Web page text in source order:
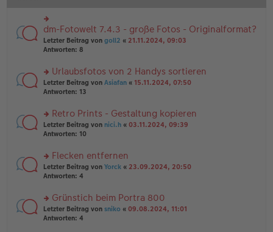
rs
te
r
g
el
es
n
er
B
ei
a
g
dm-Fotowelt 7.4.3 - große Fotos - Originalformat?
Letzter Beitrag von goll2 « 21.11.2024, 09:03
Antworten: 8
rs
te
n
g
el
e
n
er
tr
a
g
Urlaubsfotos von 2 Handys sortieren
Letzter Beitrag von Asiafan « 15.11.2024, 07:50
Antworten: 13
rs
te
n
g
el
e
n
er
Retro Prints - Gestaltung kopieren
Letzter Beitrag von nici.h « 03.11.2024, 09:39
Antworten: 10
rs
te
n
g
el
Flecken entfernen
Letzter Beitrag von Yorck « 23.09.2024, 20:50
Antworten: 4
rs
te
Grünstich beim Portra 800
Letzter Beitrag von sniko « 09.08.2024, 11:01
Antworten: 4